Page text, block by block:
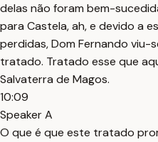
delas não foram bem-
para Castela, ah, e devido a
perdidas, Dom Fernando viu-
tratado. Tratado esse que
Salvaterra de Magos.
10:09
Speaker A
O que é que este tratado